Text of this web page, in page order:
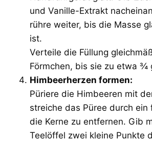
und Vanille-Extrakt
rühre weiter, bis die Masse
ist.
Verteile die Füllung
Förmchen, bis sie zu etwa ¾
Himbeerherzen formen:
Püriere die Himbeeren mit
streiche das Püree durch ein
die Kerne zu entfernen. Gib
Teelöffel zwei kleine Punkte